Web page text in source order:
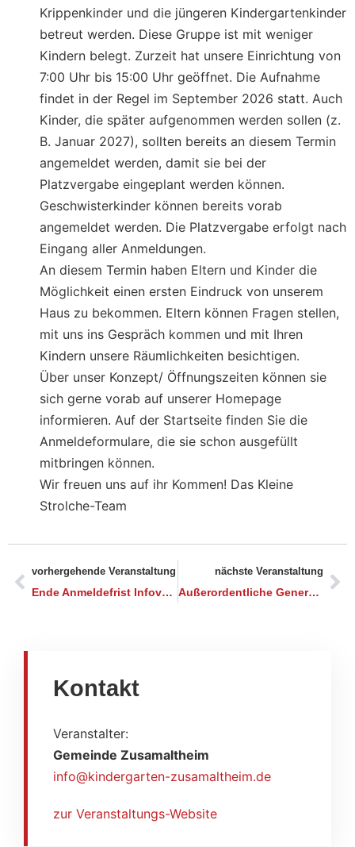
Krippenkinder und die jüngeren Kindergartenkinder
betreut werden. Diese Gruppe ist mit weniger
Kindern belegt. Zurzeit hat unsere Einrichtung von
7:00 Uhr bis 15:00 Uhr geöffnet. Die Aufnahme
findet in der Regel im September 2026 statt. Auch
Kinder, die später aufgenommen werden sollen (z.
B. Januar 2027), sollten bereits an diesem Termin
angemeldet werden, damit sie bei der
Platzvergabe eingeplant werden können.
Geschwisterkinder können bereits vorab
angemeldet werden. Die Platzvergabe erfolgt nach
Eingang aller Anmeldungen.
An diesem Termin haben Eltern und Kinder die
Möglichkeit einen ersten Eindruck von unserem
Haus zu bekommen. Eltern können Fragen stellen,
mit uns ins Gespräch kommen und mit Ihren
Kindern unsere Räumlichkeiten besichtigen.
Über unser Konzept/ Öffnungszeiten können sie
sich gerne vorab auf unserer Homepage
informieren. Auf der Startseite finden Sie die
Anmeldeformulare, die sie schon ausgefüllt
mitbringen können.
Wir freuen uns auf ihr Kommen! Das Kleine
Strolche-Team
vorhergehende Veranstaltung
Ende Anmeldefrist Infoveranstaltung Lerchenberg
nächste Veranstaltung
Außerordentliche Generalversammlung VfL Zusamaltheim
Kontakt
Veranstalter:
Gemeinde Zusamaltheim
info@kindergarten-zusamaltheim.de
zur Veranstaltungs-Website